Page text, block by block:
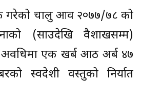
गरेको चालु आव २०७७/७८ को
(साउदेखि वैशाखसम्म)
अवधिमा एक खर्ब आठ अर्ब ४७
स्वदेशी वस्तुको निर्यात